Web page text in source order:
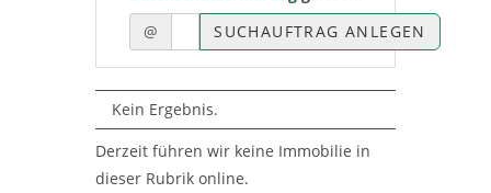
@
SUCHAUFTRAG ANLEGEN
Kein Ergebnis.
Derzeit führen wir keine Immobilie in
dieser Rubrik online.